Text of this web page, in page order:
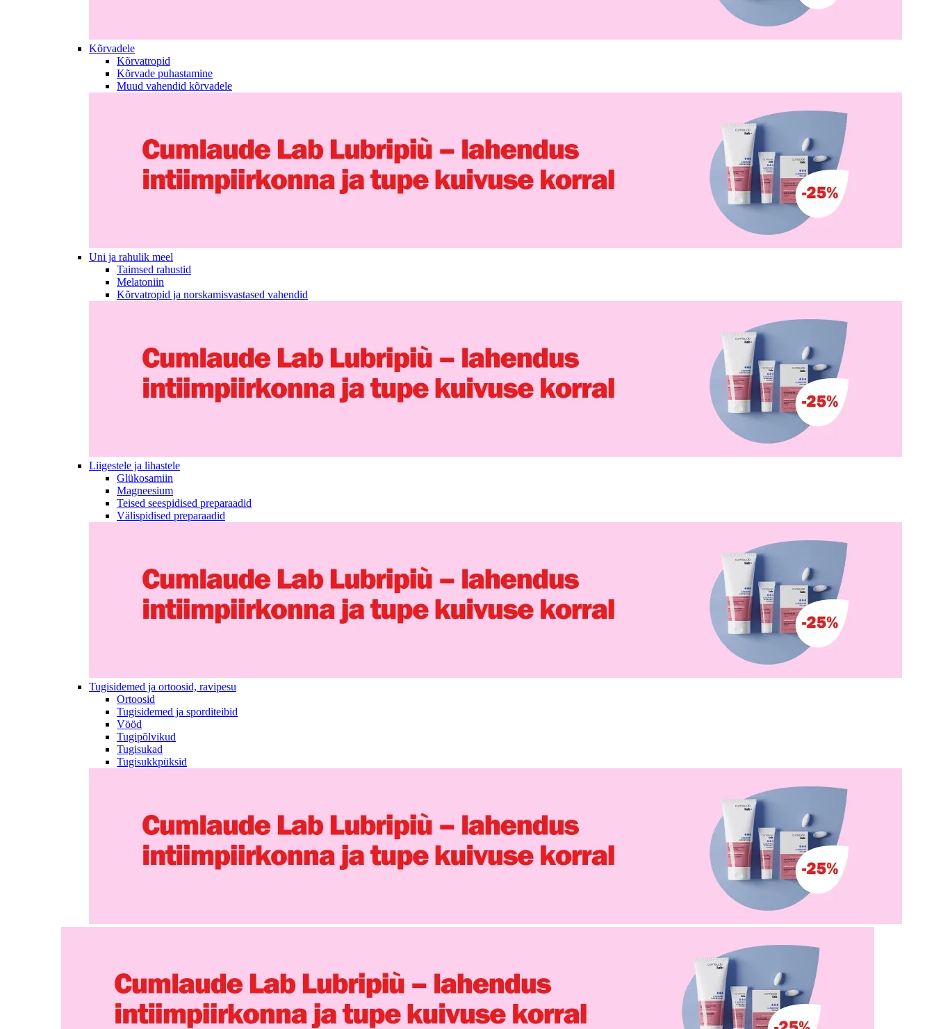
Kõrvadele
Kõrvatropid
Kõrvade puhastamine
Muud vahendid kõrvadele
Uni ja rahulik meel
Taimsed rahustid
Melatoniin
Kõrvatropid ja norskamisvastased vahendid
Liigestele ja lihastele
Glükosamiin
Magneesium
Teised seespidised preparaadid
Välispidised preparaadid
Tugisidemed ja ortoosid, ravipesu
Ortoosid
Tugisidemed ja sporditeibid
Vööd
Tugipõlvikud
Tugisukad
Tugisukkpüksid